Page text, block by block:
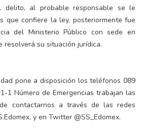
delito, al probable responsable se le
que confiere la ley, posteriormente fue
del Ministerio Público con sede en
resolverá su situación jurídica.
pone a disposición los teléfonos 089
1 Número de Emergencias trabajan las
contactarnos a través de las redes
y en Twitter @SS_Edomex.